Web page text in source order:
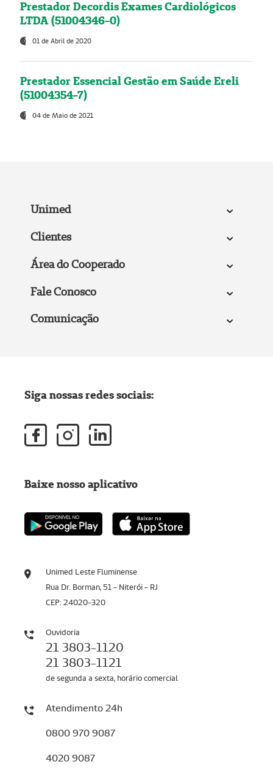
Prestador Decordis Exames Cardiológicos
LTDA (51004346-0)
01 de Abril de 2020
Prestador Essencial Gestão em Saúde Ereli
(51004354-7)
04 de Maio de 2021
Unimed
Clientes
Área do Cooperado
Fale Conosco
Comunicação
Unimed Leste Fluminense
Rua Dr. Borman, 51 - Niterói - RJ
CEP: 24020-320
Ouvidoria
21 3803-1120
21 3803-1121
de segunda a sexta, horário comercial
Atendimento 24h
0800 970 9087
4020 9087
Siga nossas redes sociais:
Baixe nosso aplicativo